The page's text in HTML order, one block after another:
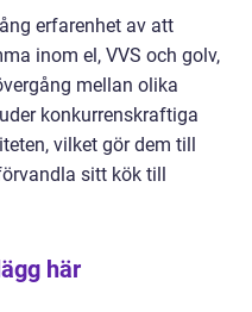
erfarenhet av att
inom el, VVS och golv,
mellan olika
konkurrenskraftiga
vilket gör dem till
sitt kök till
här